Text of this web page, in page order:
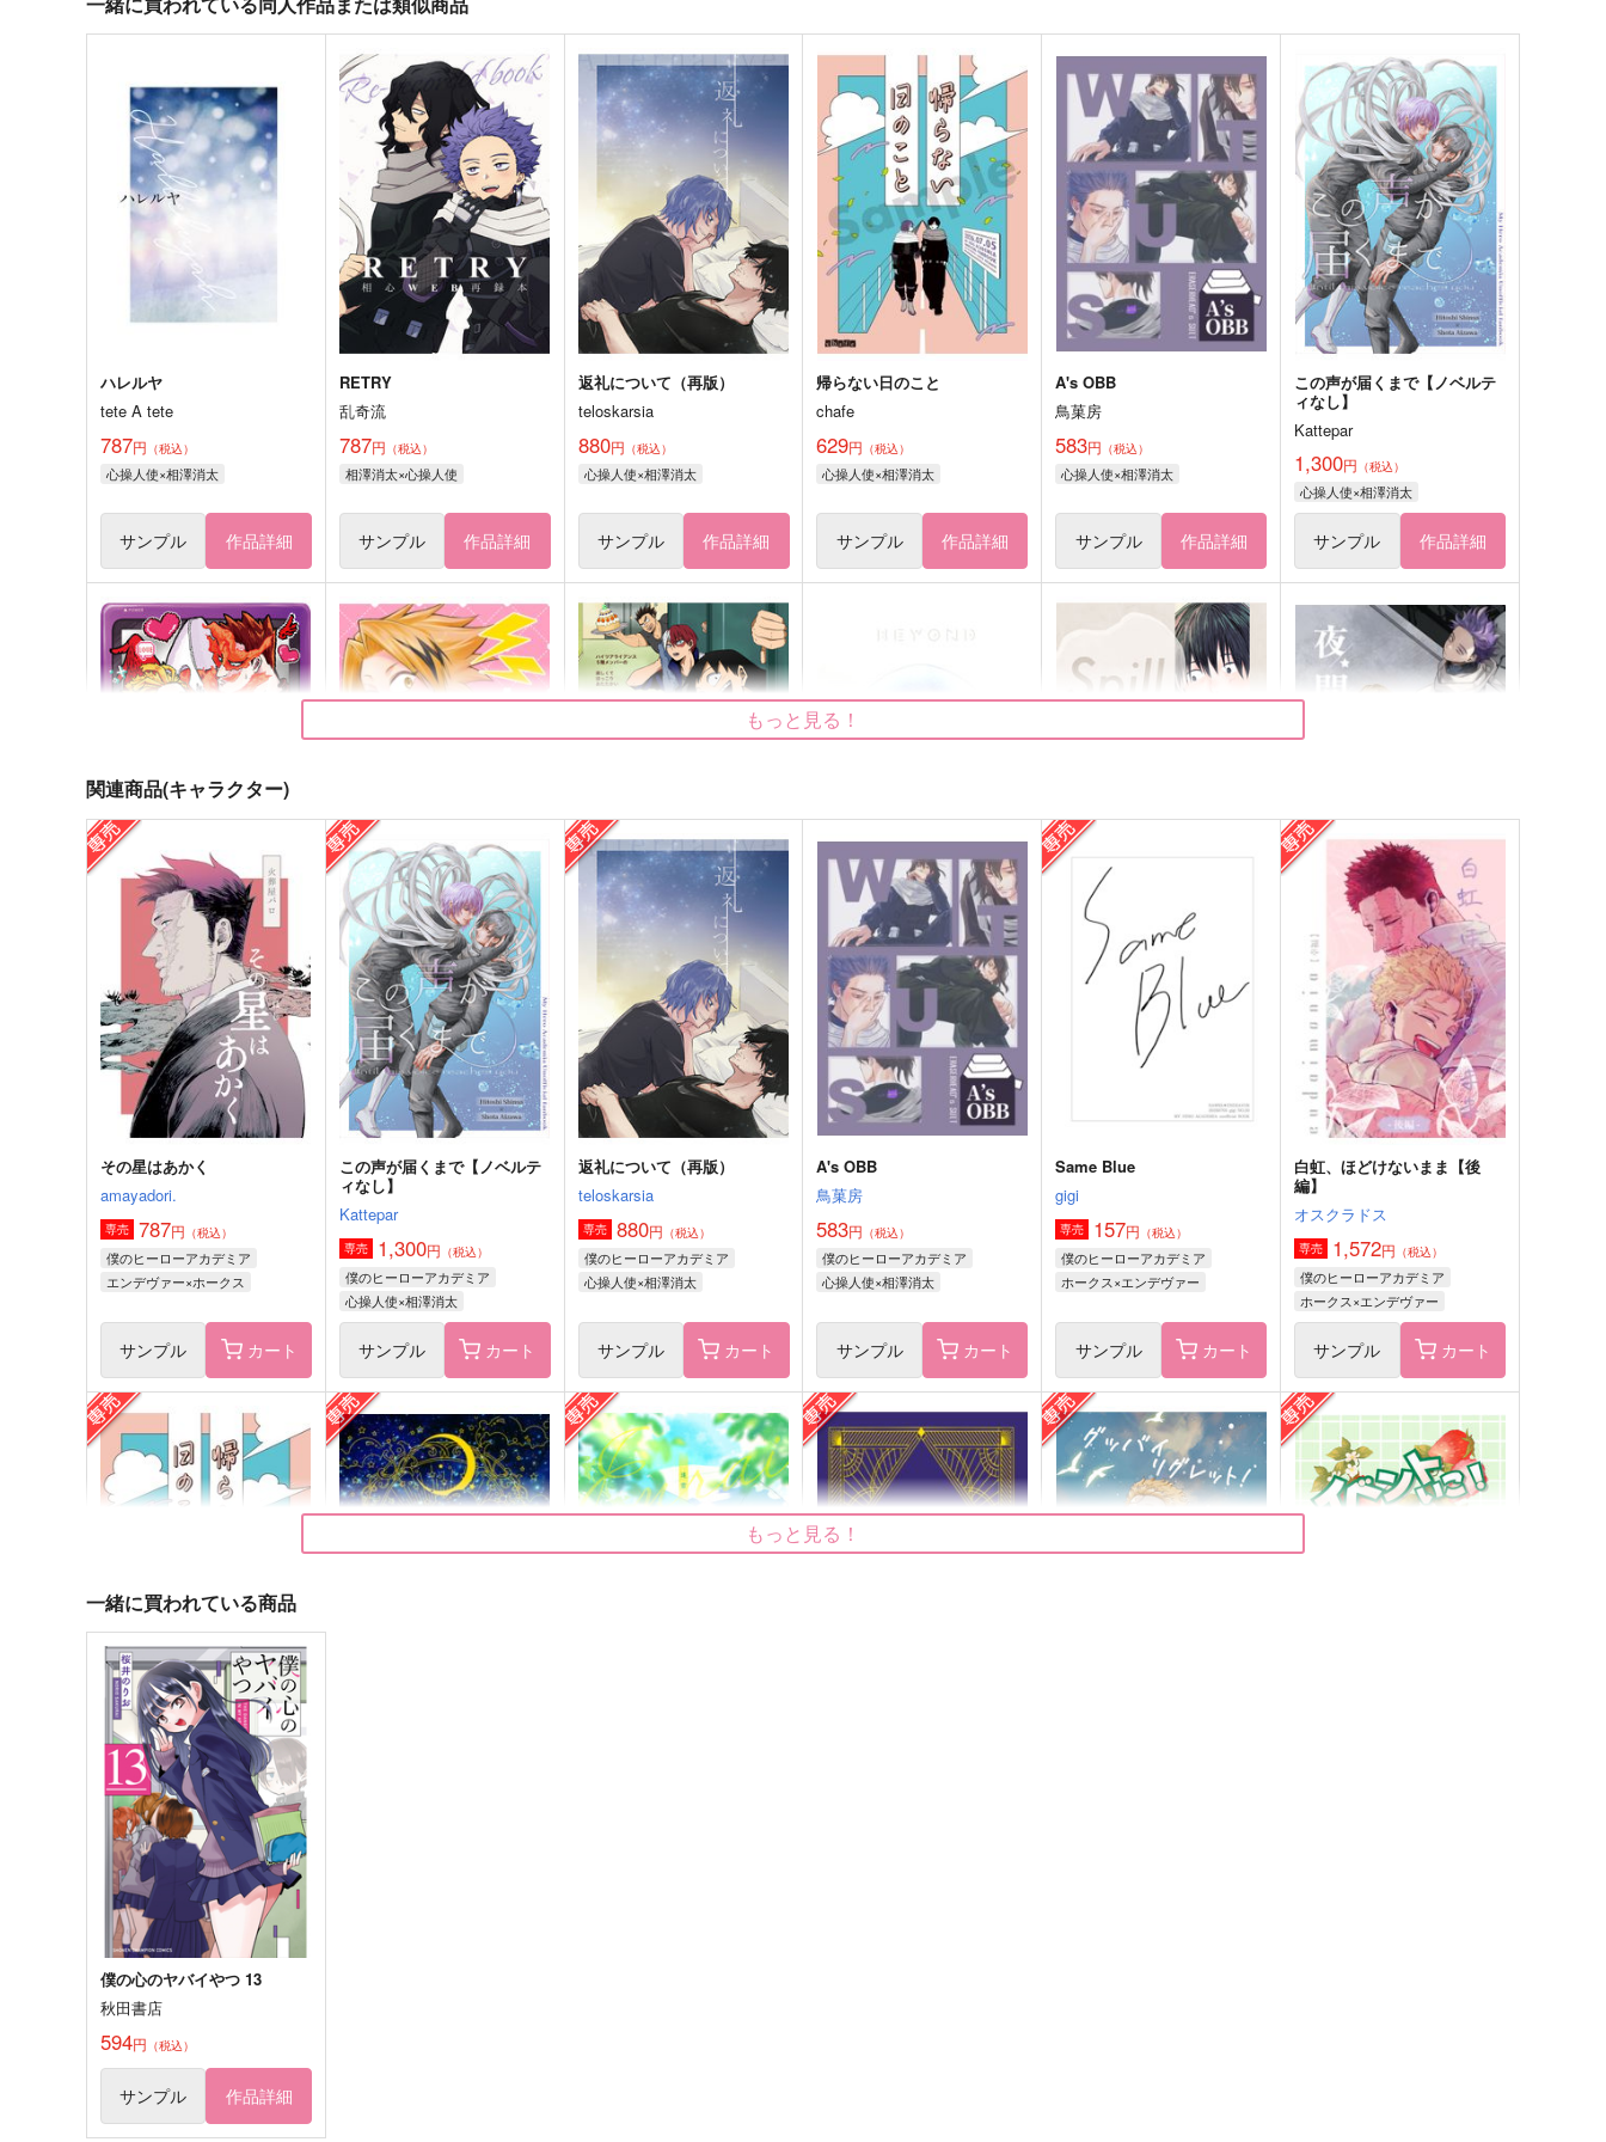
ハレルヤ
tete A tete
787円 （税込）
心操人使×相澤消太
サンプル 作品詳細
RETRY
乱奇流
787円 （税込）
相澤消太×心操人使
サンプル 作品詳細
返礼について（再版）
teloskarsia
880円 （税込）
心操人使×相澤消太
サンプル 作品詳細
帰らない日のこと
chafe
629円 （税込）
心操人使×相澤消太
サンプル 作品詳細
A's OBB
鳥菓房
583円 （税込）
心操人使×相澤消太
サンプル 作品詳細
この声が届くまで【ノベルテ
ィなし】
Kattepar
1,300円 （税込）
心操人使×相澤消太
サンプル 作品詳細
エイトビットより愛をこめて
fumfum.
1,100 円（税込）
ホークス×エンデヴァー
サンプル 作品詳細
LOVESICK
ウイスキーミスト
1,000円（税込）
瀬呂範太×上鳴電気
サンプル 作品詳細
おさきまつくら
1,887 （税込）
瀬呂範太
作品詳細
BEYOND
KAKKOH!
629円（税込）
瀬呂範太×轟焦凍
サンプル 作品詳細
KDUDK
660 （税込）
瀬呂範太×上鳴電気
サンプル
夜間飛行
凧糸
472円（税込）
物間寧人
サンプル 作品詳細
極光揚々
瀞
サンプル 作品詳細
ファットさんのアンブレラマ
ーカー
星屑ペコー
again.
RIC
315
エンデヴァー×ホークス
一家に一匹だいなまちゃん！2
ころころ。
1,430
だいなま
委員長の向う脛
シーオーツー
472
エンデヴァー×ホークス
colorful
二つの月
2,420
男女CP
門火
1,100円（税込）
ホークス×エンデヴァー
もっと見る！
関連商品(キャラクター)
その星はあかく
amayadori.
専売 787円 （税込）
僕のヒーローアカデミア
エンデヴァー×ホークス
サンプル カート
この声が届くまで【ノベルテ
ィなし】
Kattepar
専売 1,300円 （税込）
僕のヒーローアカデミア
心操人使×相澤消太
サンプル カート
返礼について（再版）
teloskarsia
専売 880円 （税込）
僕のヒーローアカデミア
心操人使×相澤消太
サンプル カート
A's OBB
鳥菓房
583円 （税込）
僕のヒーローアカデミア
心操人使×相澤消太
サンプル カート
Same Blue
gigi
専売 157円 （税込）
僕のヒーローアカデミア
ホークス×エンデヴァー
サンプル カート
白虹、ほどけないまま【後
編】
オスクラドス
専売 1,572円 （税込）
僕のヒーローアカデミア
ホークス×エンデヴァー
サンプル カート
帰らない日のこと
chafe
専売 629円（税込）
僕のヒーローアカデミア
心操人使×相澤消太
サンプル カート
もっと見る！
一緒に買われている商品
僕の心のヤバイやつ 13
秋田書店
594円 （税込）
サンプル 作品詳細